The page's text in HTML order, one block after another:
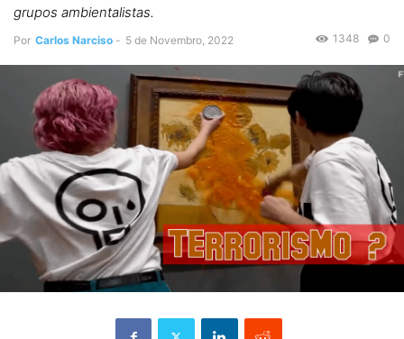
grupos ambientalistas.
Por Carlos Narciso - 5 de Novembro, 2022 0
1348